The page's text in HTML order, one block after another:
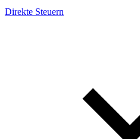
Direkte Steuern